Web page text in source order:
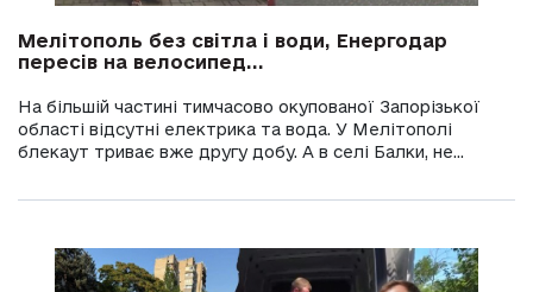
Мелітополь без світла і води, Енергодар
пересів на велосипед...
На більшій частині тимчасово окупованої Запорізької
області відсутні електрика та вода. У Мелітополі
блекаут триває вже другу добу. А в селі Балки, не...